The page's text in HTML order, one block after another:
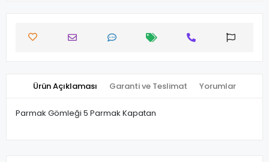
Ürün Açıklaması Garanti ve Teslimat Yorumlar
Parmak Gömleği 5 Parmak Kapatan